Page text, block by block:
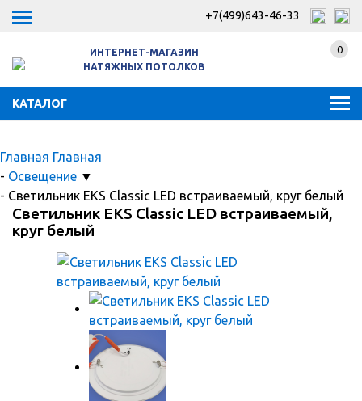
+7(499)643-46-33
ИНТЕРНЕТ-МАГАЗИН
НАТЯЖНЫХ ПОТОЛКОВ
КАТАЛОГ
0
Главная Главная
- Освещение ▼
- Светильник EKS Classic LED встраиваемый, круг белый
Светильник EKS Classic LED встраиваемый,
круг белый